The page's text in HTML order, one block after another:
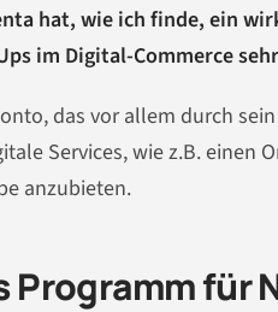
hat, wie ich finde, ein
im Digital-Commerce
das vor allem durch
Services, wie z.B. einen
anzubieten.
Programm für